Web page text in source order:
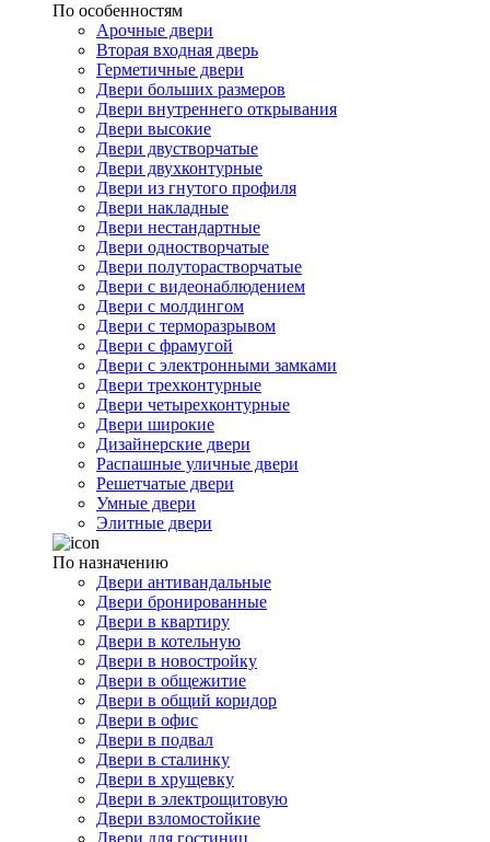
По особенностям
Арочные двери
Вторая входная дверь
Герметичные двери
Двери больших размеров
Двери внутреннего открывания
Двери высокие
Двери двустворчатые
Двери двухконтурные
Двери из гнутого профиля
Двери накладные
Двери нестандартные
Двери одностворчатые
Двери полуторастворчатые
Двери с видеонаблюдением
Двери с молдингом
Двери с терморазрывом
Двери с фрамугой
Двери с электронными замками
Двери трехконтурные
Двери четырехконтурные
Двери широкие
Дизайнерские двери
Распашные уличные двери
Решетчатые двери
Умные двери
Элитные двери
По назначению
Двери антивандальные
Двери бронированные
Двери в квартиру
Двери в котельную
Двери в новостройку
Двери в общежитие
Двери в общий коридор
Двери в офис
Двери в подвал
Двери в сталинку
Двери в хрущевку
Двери в электрощитовую
Двери взломостойкие
Двери для гостиниц